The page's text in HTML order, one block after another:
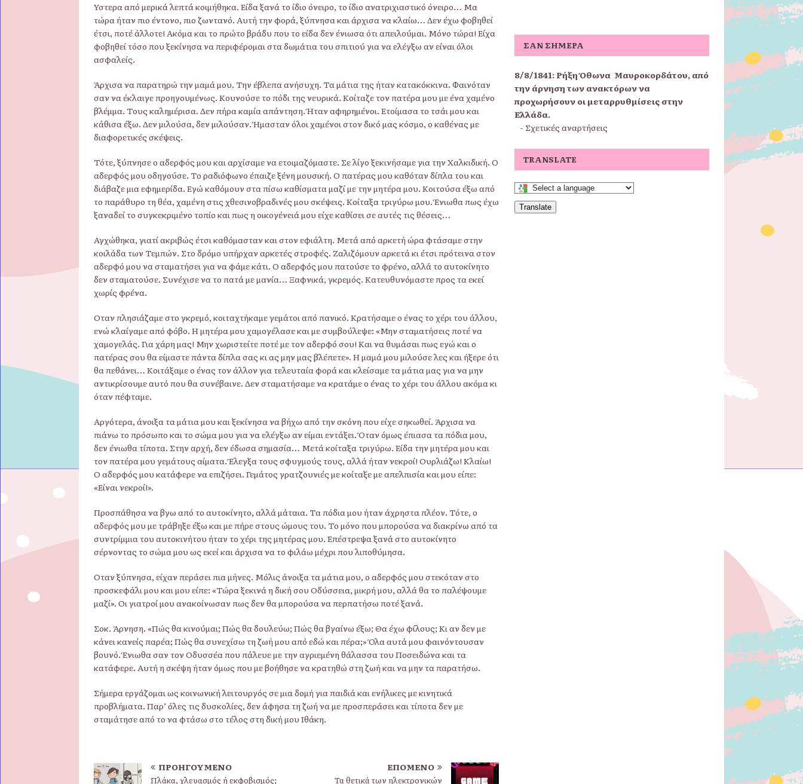
Ύστερα από μερικά λεπτά κοιμήθηκα. Είδα ξανά το ίδιο όνειρο, το ίδιο ανατριχιαστικό όνειρο… Μα
τώρα ήταν πιο έντονο, πιο ζωντανό. Αυτή την φορά, ξύπνησα και άρχισα να κλαίω… Δεν έχω φοβηθεί
έτσι, ποτέ άλλοτε! Ακόμα και το πρώτο βράδυ που το είδα δεν ένιωσα ότι απειλούμαι. Μόνο τώρα! Είχα
φοβηθεί τόσο που ξεκίνησα να περιφέρομαι στα δωμάτια του σπιτιού για να ελέγξω αν είναι όλοι
ασφαλείς.
Άρχισα να παρατηρώ την μαμά μου. Την έβλεπα ανήσυχη. Τα μάτια της ήταν κατακόκκινα. Φαινόταν
σαν να έκλαιγε προηγουμένως. Κουνούσε το πόδι της νευρικά. Κοίταζε τον πατέρα μου με ένα χαμένο
βλέμμα. Τους καλημέρισα. Δεν πήρα καμία απάντηση. Ήταν αφηρημένοι. Ετοίμασα το τσάι μου και
κάθισα έξω. Δεν μιλούσα, δεν μιλούσαν. Ήμασταν όλοι χαμένοι στον δικό μας κόσμο, ο καθένας με
διαφορετικές σκέψεις.
Τότε, ξύπνησε ο αδερφός μου και αρχίσαμε να ετοιμαζόμαστε. Σε λίγο ξεκινήσαμε για την Χαλκιδική. Ο
αδερφός μου οδηγούσε. Το ραδιόφωνο έπαιζε ξένη μουσική. Ο πατέρας μου καθόταν δίπλα του και
διάβαζε μια εφημερίδα. Εγώ καθόμουν στα πίσω καθίσματα μαζί με την μητέρα μου. Κοιτούσα έξω από
το παράθυρο τη θέα, χαμένη στις χθεσινοβραδινές μου σκέψεις. Κοίταξα τριγύρω μου. Ένιωθα πως έχω
ξαναδεί το συγκεκριμένο τοπίο και πως η οικογένειά μου είχε καθίσει σε αυτές τις θέσεις…
Αγχώθηκα, γιατί ακριβώς έτσι καθόμασταν και στον εφιάλτη. Μετά από αρκετή ώρα φτάσαμε στην
κοιλάδα των Τεμπών. Στο δρόμο υπήρχαν αρκετές στροφές. Ζαλιζόμουν αρκετά κι έτσι πρότεινα στον
αδερφό μου να σταματήσει για να φάμε κάτι. Ο αδερφός μου πατούσε το φρένο, αλλά το αυτοκίνητο
δεν σταματούσε. Συνέχισε να το πατά με μανία… Ξαφνικά, γκρεμός. Κατευθυνόμαστε προς τα εκεί
χωρίς φρένα.
Όταν πλησιάζαμε στο γκρεμό, κοιταχτήκαμε γεμάτοι από πανικό. Κρατήσαμε ο ένας το χέρι του άλλου,
ενώ κλαίγαμε από φόβο. Η μητέρα μου χαμογέλασε και με συμβούλεψε: «Μην σταματήσεις ποτέ να
χαμογελάς. Για χάρη μας! Μην χωριστείτε ποτέ με τον αδερφό σου! Και να θυμάσαι πως εγώ και ο
πατέρας σου θα είμαστε πάντα δίπλα σας κι ας μην μας βλέπετε». Η μαμά μου μιλούσε λες και ήξερε ότι
θα πεθάνει… Κοιτάξαμε ο ένας τον άλλον για τελευταία φορά και κλείσαμε τα μάτια μας για να μην
αντικρίσουμε αυτό που θα συνέβαινε. Δεν σταματήσαμε να κρατάμε ο ένας το χέρι του άλλου ακόμα κι
όταν πέφταμε.
Αργότερα, άνοιξα τα μάτια μου και ξεκίνησα να βήχω από την σκόνη που είχε σηκωθεί. Άρχισα να
πιάνω το πρόσωπο και το σώμα μου για να ελέγξω αν είμαι εντάξει. Όταν όμως έπιασα τα πόδια μου,
δεν ένιωθα τίποτα. Στην αρχή, δεν έδωσα σημασία… Μετά κοίταξα τριγύρω. Είδα την μητέρα μου και
τον πατέρα μου γεμάτους αίματα. Έλεγξα τους σφυγμούς τους, αλλά ήταν νεκροί! Ουρλιάζω! Κλαίω!
Ο αδερφός μου κατάφερε να επιζήσει. Γεμάτος γρατζουνιές με κοίταξε με απελπισία και μου είπε:
«Είναι νεκροί!».
Προσπάθησα να βγω από το αυτοκίνητο, αλλά μάταια. Τα πόδια μου ήταν άχρηστα πλέον. Τότε, ο
αδερφός μου με τράβηξε έξω και με πήρε στους ώμους του. Το μόνο που μπορούσα να διακρίνω από τα
συντρίμμια του αυτοκινήτου ήταν το χέρι της μητέρας μου. Επέστρεψα ξανά στο αυτοκίνητο
σέρνοντας το σώμα μου ως εκεί και άρχισα να το φιλάω μέχρι που λιποθύμησα.
Όταν ξύπνησα, είχαν περάσει πια μήνες. Μόλις άνοιξα τα μάτια μου, ο αδερφός μου στεκόταν στο
προσκεφάλι μου και μου είπε: «Τώρα ξεκινά η δική σου Οδύσσεια, μικρή μου, αλλά θα το παλέψουμε
μαζί». Οι γιατροί μου ανακοίνωσαν πως δεν θα μπορούσα να περπατήσω ποτέ ξανά.
Σοκ. Άρνηση. «Πώς θα κινούμαι; Πώς θα δουλεύω; Πώς θα βγαίνω έξω; Θα έχω φίλους; Κι αν δεν με
κάνει κανείς παρέα; Πώς θα συνεχίσω τη ζωή μου από εδώ και πέρα;» Όλα αυτά μου φαινόντουσαν
βουνό. Ένιωθα σαν τον Οδυσσέα που πάλευε με την αγριεμένη θάλασσα του Ποσειδώνα και τα
κατάφερε. Αυτή η σκέψη ήταν όμως που με βοήθησε να κρατηθώ στη ζωή και να μην τα παρατήσω.
Σήμερα εργάζομαι ως κοινωνική λειτουργός σε μια δομή για παιδιά και ενήλικες με κινητικά
προβλήματα. Παρ’ όλες τις δυσκολίες, δεν άφησα τη ζωή να με προσπεράσει και τίποτα δεν με
σταμάτησε από το να φτάσω στο τέλος στη δική μου Ιθάκη.
ΠΡΟΗΓΟΎΜΕΝΟ
Πλάκα, χλευασμός ή εκφοβισμός;
ΕΠΌΜΕΝΟ
Τα θετικά των ηλεκτρονικών
ΣΑΝ ΣΉΜΕΡΑ
8/8/1841: Ρήξη Όθωνα  Μαυροκορδάτου, από
την άρνηση των ανακτόρων να
προχωρήσουν οι μεταρρυθμίσεις στην
Ελλάδα.
- Σχετικές αναρτήσεις
TRANSLATE
Translate